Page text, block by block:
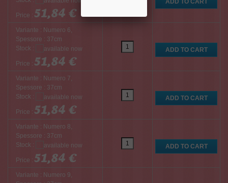
Price : 51,84 €
Variante : Numero 6,
Spessore : 37cm
Stock :
Price : 51,84 €
Variante : Numero 7,
Spessore : 37cm
Stock :
Price : 51,84 €
Variante : Numero 8,
Spessore : 37cm
Stock :
Price : 51,84 €
Variante : Numero 9,